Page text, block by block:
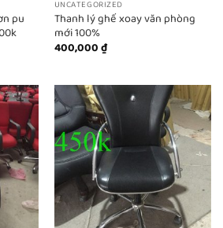
pu
UNCATEGORIZED
Thanh lý ghế xoay văn phòng
mới 100%
400,000₫